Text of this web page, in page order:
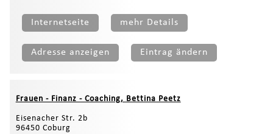
Internetseite mehr Details
Adresse anzeigen Eintrag ändern
Frauen - Finanz - Coaching, Bettina Peetz
Eisenacher Str. 2b
96450 Coburg